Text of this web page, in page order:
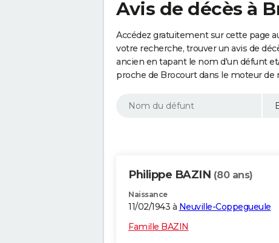
Avis de décès à
Accédez gratuitement sur cette page
votre recherche, trouver un avis de
ancien en tapant le nom d'un défunt
proche de Brocourt dans le moteur de
Philippe BAZIN (80 ans)
Naissance
11/02/1943 à Neuville-Coppegueule
Famille BAZIN